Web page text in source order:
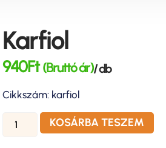
Karfiol
940Ft (Bruttó ár)/ db
Cikkszám: karfiol
KOSÁRBA TESZEM